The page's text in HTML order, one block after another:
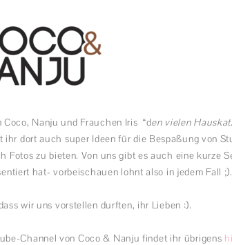
Nanju und Frauchen Iris “den vielen
ihr dort auch super Ideen für die Bespaßung von
Fotos zu bieten. Von uns gibt es auch eine kurze
hat- vorbeischauen lohnt also in jedem Fall ;).
wir uns vorstellen durften, ihr Lieben :).
Channel von Coco & Nanju findet ihr übrigens